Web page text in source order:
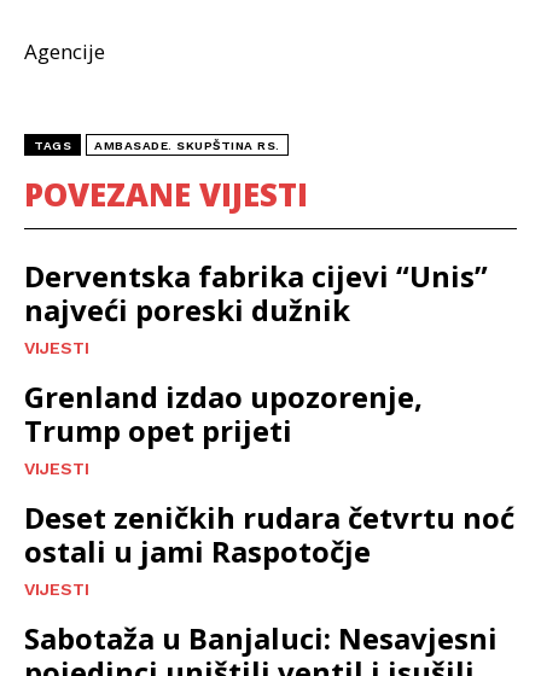
Agencije
TAGS AMBASADE. SKUPŠTINA RS.
POVEZANE VIJESTI
Derventska fabrika cijevi “Unis”
najveći poreski dužnik
VIJESTI
Grenland izdao upozorenje,
Trump opet prijeti
VIJESTI
Deset zeničkih rudara četvrtu noć
ostali u jami Raspotočje
VIJESTI
Sabotaža u Banjaluci: Nesavjesni